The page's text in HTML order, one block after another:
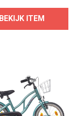
BEKIJK ITEM